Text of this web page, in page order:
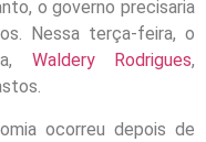
o governo precisaria
Nessa terça-feira, o
Waldery Rodrigues,
ocorreu depois de